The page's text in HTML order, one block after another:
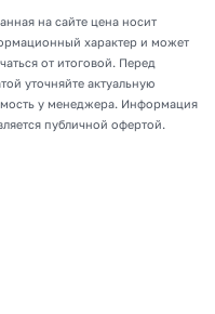
на сайте цена носит
характер и может
от итоговой. Перед
уточняйте актуальную
у менеджера. Информация
публичной офертой.